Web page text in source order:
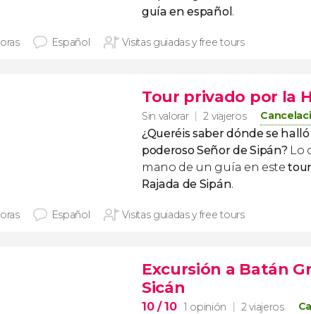
guía en español .
Español Visitas guiadas y free tours
Tour privado por la
Sin valorar 2 viajeros
¿Queréis saber dónde se
poderoso Señor de Sipán? Lo
mano de un guía en este
Rajada de Sipán.
Español Visitas guiadas y free tours
Excursión a Batán
Sicán
10/ 10 1 opinión 2 viajeros